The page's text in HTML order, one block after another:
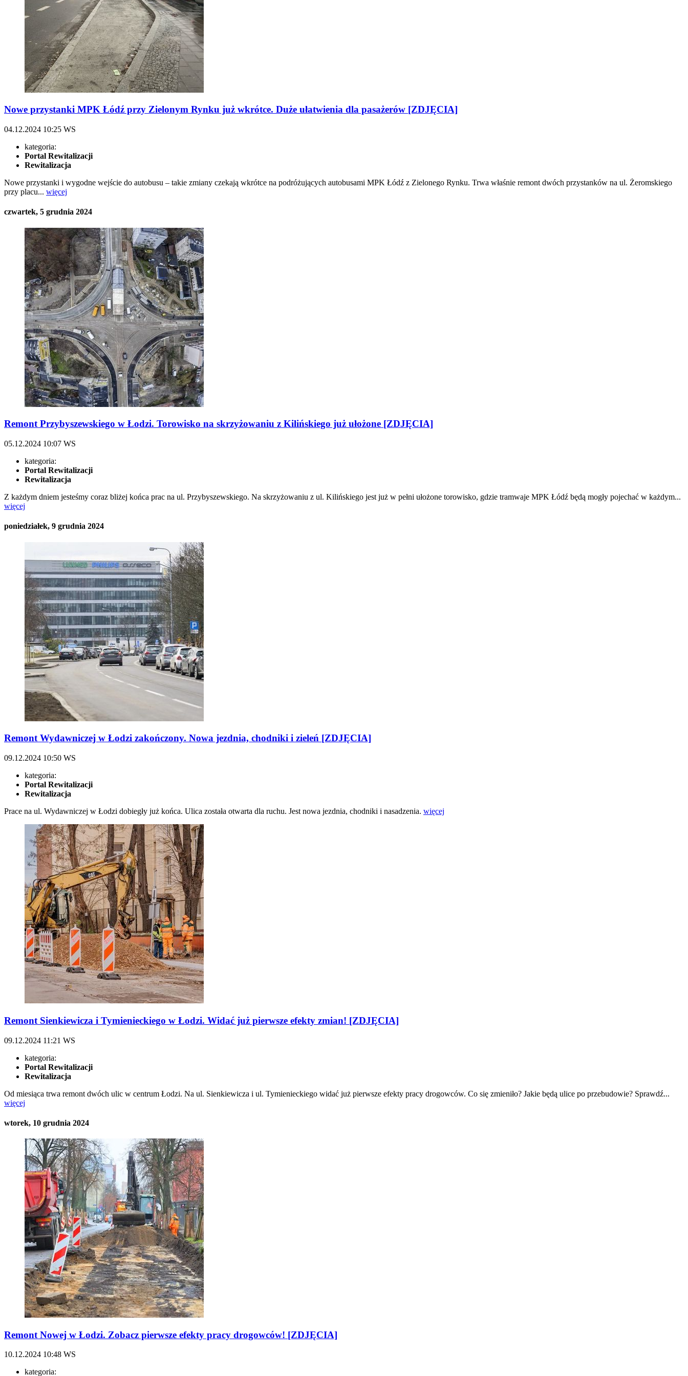
Nowe przystanki MPK Łódź przy Zielonym Rynku już wkrótce. Duże ułatwienia dla pasażerów [ZDJĘCIA]
04.12.2024 10:25 WS
kategoria:
Portal Rewitalizacji
Rewitalizacja
Nowe przystanki i wygodne wejście do autobusu – takie zmiany czekają wkrótce na podróżujących autobusami MPK Łódź z Zielonego Rynku. Trwa właśnie remont dwóch przystanków na ul. Żeromskiego
przy placu... więcej
czwartek, 5 grudnia 2024
Remont Przybyszewskiego w Łodzi. Torowisko na skrzyżowaniu z Kilińskiego już ułożone [ZDJĘCIA]
05.12.2024 10:07 WS
kategoria:
Portal Rewitalizacji
Rewitalizacja
Z każdym dniem jesteśmy coraz bliżej końca prac na ul. Przybyszewskiego. Na skrzyżowaniu z ul. Kilińskiego jest już w pełni ułożone torowisko, gdzie tramwaje MPK Łódź będą mogły pojechać w każdym...
więcej
poniedziałek, 9 grudnia 2024
Remont Wydawniczej w Łodzi zakończony. Nowa jezdnia, chodniki i zieleń [ZDJĘCIA]
09.12.2024 10:50 WS
kategoria:
Portal Rewitalizacji
Rewitalizacja
Prace na ul. Wydawniczej w Łodzi dobiegły już końca. Ulica została otwarta dla ruchu. Jest nowa jezdnia, chodniki i nasadzenia. więcej
Remont Sienkiewicza i Tymienieckiego w Łodzi. Widać już pierwsze efekty zmian! [ZDJĘCIA]
09.12.2024 11:21 WS
kategoria:
Portal Rewitalizacji
Rewitalizacja
Od miesiąca trwa remont dwóch ulic w centrum Łodzi. Na ul. Sienkiewicza i ul. Tymienieckiego widać już pierwsze efekty pracy drogowców. Co się zmieniło? Jakie będą ulice po przebudowie? Sprawdź...
więcej
wtorek, 10 grudnia 2024
Remont Nowej w Łodzi. Zobacz pierwsze efekty pracy drogowców! [ZDJĘCIA]
10.12.2024 10:48 WS
kategoria: